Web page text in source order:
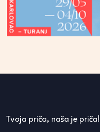
Tvoja priča, naša je priča!